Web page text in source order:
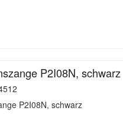
P2I08N, schwarz
P2I08N, schwarz